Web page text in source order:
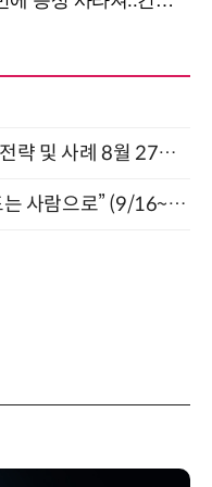
성과를 만드는 AI 에이전트 운영 전략 및 사례 8월 27일 개최
“AI에게 묻는 사람에서, AI로 만드는 사람으로” (9/16~17)